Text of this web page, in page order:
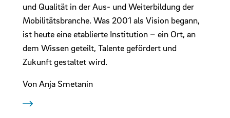
und Qualität in der Aus- und Weiterbildung der
Mobilitätsbranche. Was 2001 als Vision begann,
ist heute eine etablierte Institution – ein Ort, an
dem Wissen geteilt, Talente gefördert und
Zukunft gestaltet wird.
Von Anja Smetanin